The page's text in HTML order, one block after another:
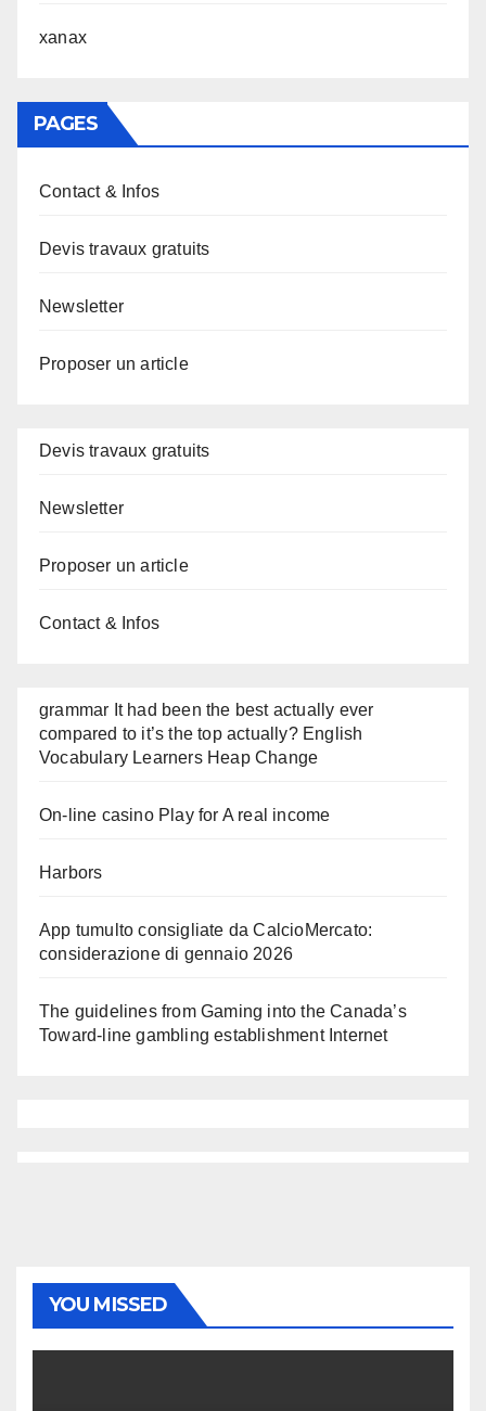
xanax
PAGES
Contact & Infos
Devis travaux gratuits
Newsletter
Proposer un article
Devis travaux gratuits
Newsletter
Proposer un article
Contact & Infos
grammar It had been the best actually ever
compared to it’s the top actually? English
Vocabulary Learners Heap Change
On-line casino Play for A real income
Harbors
App tumulto consigliate da CalcioMercato:
considerazione di gennaio 2026
The guidelines from Gaming into the Canada’s
Toward-line gambling establishment Internet
YOU MISSED